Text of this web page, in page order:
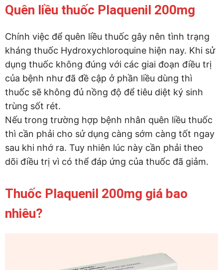
Quên liều thuốc Plaquenil 200mg
Chính việc để quên liều thuốc gây nên tình trạng
kháng thuốc Hydroxychloroquine hiện nay. Khi sử
dụng thuốc không đúng với các giai đoạn điều trị
của bệnh như đã đề cập ở phần liều dùng thì
thuốc sẽ không đủ nồng độ để tiêu diệt ký sinh
trùng sốt rét.
Nếu trong trường hợp bệnh nhân quên liều thuốc
thì cần phải cho sử dụng càng sớm càng tốt ngay
sau khi nhớ ra. Tuy nhiên lúc này cần phải theo
dõi điều trị vì có thể đáp ứng của thuốc đã giảm.
Thuốc Plaquenil 200mg giá bao
nhiêu?